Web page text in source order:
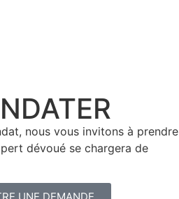
nous vous invitons à prendre
dévoué se chargera de